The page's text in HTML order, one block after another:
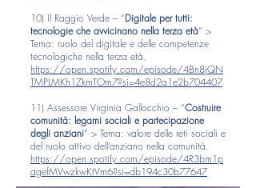
10) Il Raggio Verde – “Digitale per tutti:
tecnologie che avvicinano nella terza età” >
Tema: ruolo del digitale e delle competenze
tecnologiche nella terza età.
https://open.spotify.com/episode/4Bn8jQN
TMPLMKh1ZkmTOm7?si=4e8d2a1e2b704407
11) Assessore Virginia Gallocchio – “Costruire
comunità: legami sociali e partecipazione
degli anziani” > Tema: valore delle reti sociali e
del ruolo attivo dell’anziano nella comunità.
https://open.spotify.com/episode/4R3bm1p
agefMVwzkwKtVm6?si=db194c30b77647